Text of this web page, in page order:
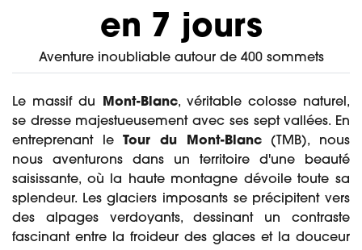
en 7 jours
Aventure inoubliable autour de 400 sommets
Le massif du Mont-Blanc, véritable colosse naturel,
se dresse majestueusement avec ses sept vallées. En
entreprenant leTour du Mont-Blanc(TMB), nous
nous aventurons dans un territoire d'une beauté
saisissante, où la haute montagne dévoile toute sa
splendeur. Les glaciers imposants se précipitent vers
des alpages verdoyants, dessinant un contraste
fascinant entre la froideur des glaces et la douceur